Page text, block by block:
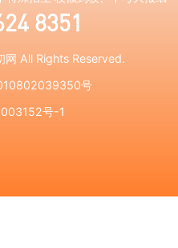
8351
网 All Rights Reserved.
号
号-1